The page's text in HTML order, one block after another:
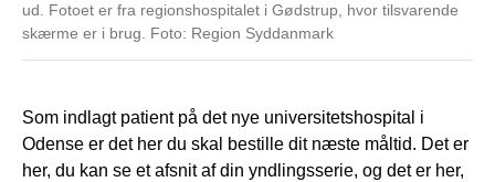
ud. Fotoet er fra regionshospitalet i Gødstrup, hvor tilsvarende
skærme er i brug. Foto: Region Syddanmark
Som indlagt patient på det nye universitetshospital i
Odense er det her du skal bestille dit næste måltid. Det er
her, du kan se et afsnit af din yndlingsserie, og det er her,